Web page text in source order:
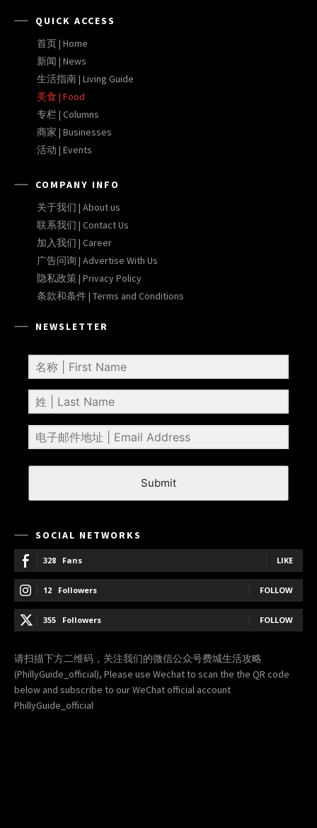
QUICK ACCESS
首页 | Home
新闻 | News
生活指南 | Living Guide
美食 | Food
专栏 | Columns
商家 | Businesses
活动 | Events
COMPANY INFO
关于我们 | About us
联系我们 | Contact Us
加入我们 | Career
广告问询 | Advertise With Us
隐私政策 | Privacy Policy
条款和条件 | Terms and Conditions
NEWSLETTER
Submit
SOCIAL NETWORKS
328 Fans LIKE
12 Followers FOLLOW
355 Followers FOLLOW
请扫描下方二维码，关注我们的微信公众号费城生活攻略
(PhillyGuide_official), Please use Wechat to scan the the QR code
below and subscribe to our WeChat official account
PhillyGuide_official